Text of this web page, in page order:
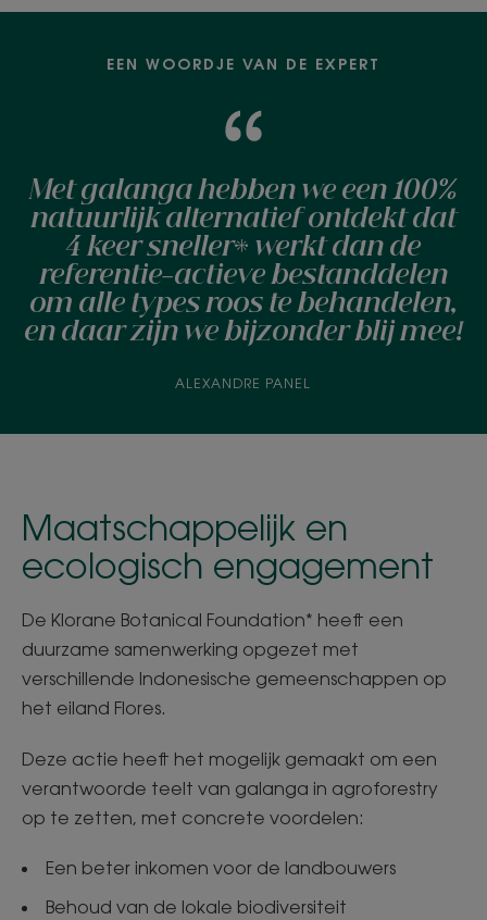
EEN WOORDJE VAN DE EXPERT
Met galanga hebben we een 100%
natuurlijk alternatief ontdekt dat
4 keer sneller* werkt dan de
referentie-actieve bestanddelen
om alle types roos te behandelen,
en daar zijn we bijzonder blij mee!
ALEXANDRE PANEL
Maatschappelijk en
ecologisch engagement
De Klorane Botanical Foundation* heeft een
duurzame samenwerking opgezet met
verschillende Indonesische gemeenschappen op
het eiland Flores.​
Deze actie heeft het mogelijk gemaakt om een
verantwoorde teelt van galanga in agroforestry
op te zetten, met concrete voordelen:​
Een beter inkomen voor de landbouwers​
Behoud van de lokale biodiversiteit​